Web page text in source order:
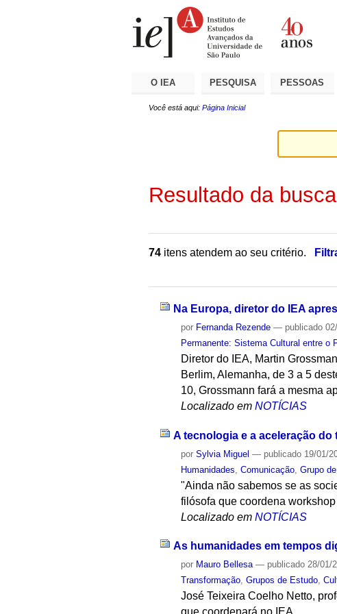
O IEA PESQUISA PESSOAS
Você está aqui: Página Inicial
Resultado da busca
74 itens atendem ao seu critério.
Na Europa, diretor do IEA
por Fernanda Rezende — publicado
Permanente: Sistema Cultural entre o
Diretor do IEA, Martin
Berlim, Alemanha, de 3 a 5
10, Grossmann fará a mesma
Localizado em NOTÍCIAS
A tecnologia e a aceleração
porSylvia Miguel — publicado 19/01/
Humanidades ,Comunicação ,Grupo
"Ainda não sabemos se as
filósofa que coordena
Localizado em NOTÍCIAS
As humanidades em tempos
por Mauro Bellesa — publicado 28/01/
Transformação,Grupos de Estudo,
José Teixeira Coelho Netto,